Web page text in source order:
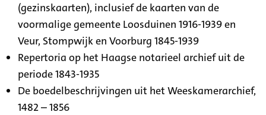
(gezinskaarten), inclusief de kaarten van de
voormalige gemeente Loosduinen 1916-1939 en
Veur, Stompwijk en Voorburg 1845-1939
Repertoria op het Haagse notarieel archief uit de
periode 1843-1935
De boedelbeschrijvingen uit het Weeskamerarchief,
1482 – 1856